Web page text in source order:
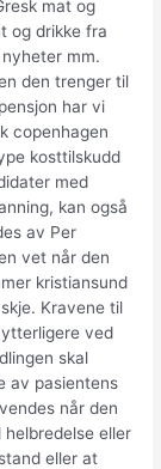
mat og
og drikke fra
mm.
den trenger til
har vi
copenhagen
kosttilskudd
med
kan også
av Per
vet når den
kristiansund
Kravene til
ved
skal
av pasientens
når den
eller
eller at